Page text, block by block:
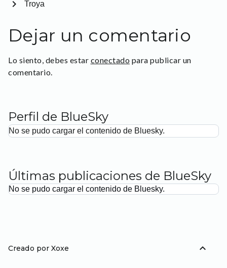
Troya
chevron_right
Dejar un comentario
Lo siento, debes estar conectado para publicar un
comentario.
Perfil de BlueSky
No se pudo cargar el contenido de Bluesky.
Últimas publicaciones de BlueSky
No se pudo cargar el contenido de Bluesky.
Creado por Xoxe expand_less